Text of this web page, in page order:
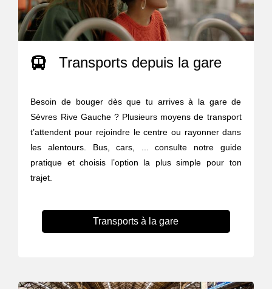
Transports depuis la gare
Besoin de bouger dès que tu arrives à la gare de
Sèvres Rive Gauche ? Plusieurs moyens de transport
t’attendent pour rejoindre le centre ou rayonner dans
les alentours. Bus, cars, ... consulte notre guide
pratique et choisis l’option la plus simple pour ton
trajet.
Transports à la gare